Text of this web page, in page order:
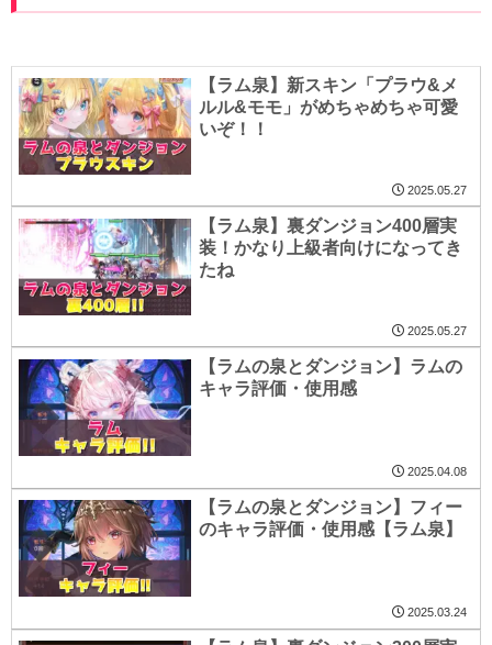
【ラム泉】新スキン「プラウ&メ
ルル&モモ」がめちゃめちゃ可愛
いぞ！！
2025.05.27
【ラム泉】裏ダンジョン400層実
装！かなり上級者向けになってき
たね
2025.05.27
【ラムの泉とダンジョン】ラムの
キャラ評価・使用感
2025.04.08
【ラムの泉とダンジョン】フィー
のキャラ評価・使用感【ラム泉】
2025.03.24